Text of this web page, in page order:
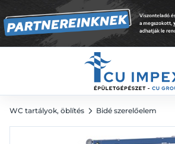
WC tartályok, öblítés Bidé szerelőelem
122 779 Ft